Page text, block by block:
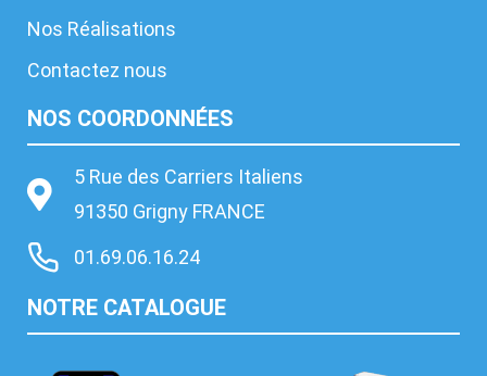
Nos Réalisations
Contactez nous
NOS COORDONNÉES
5 Rue des Carriers Italiens
91350 Grigny FRANCE
01.69.06.16.24
NOTRE CATALOGUE